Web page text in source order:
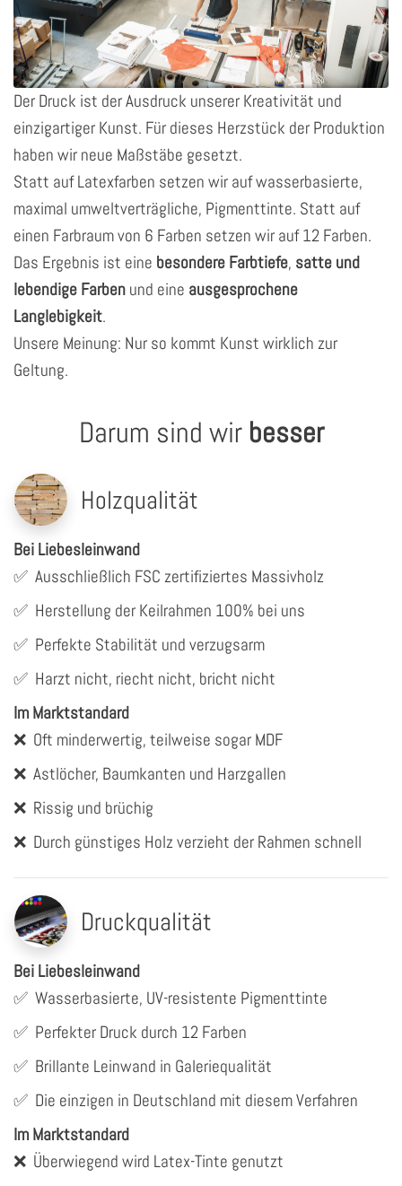
Der Druck ist der Ausdruck unserer Kreativität und
einzigartiger Kunst. Für dieses Herzstück der Produktion
haben wir neue Maßstäbe gesetzt.
Statt auf Latexfarben setzen wir auf wasserbasierte,
maximal umweltverträgliche, Pigmenttinte. Statt auf
einen Farbraum von 6 Farben setzen wir auf 12 Farben.
Das Ergebnis ist eine besondere Farbtiefe, satte und
lebendige Farben und eine ausgesprochene
Langlebigkeit.
Unsere Meinung: Nur so kommt Kunst wirklich zur
Geltung.
Darum sind wir besser
Holzqualität
Bei Liebesleinwand
✅ Ausschließlich FSC zertifiziertes Massivholz
✅ Herstellung der Keilrahmen 100% bei uns
✅ Perfekte Stabilität und verzugsarm
✅ Harzt nicht, riecht nicht, bricht nicht
Im Marktstandard
❌ Oft minderwertig, teilweise sogar MDF
❌ Astlöcher, Baumkanten und Harzgallen
❌ Rissig und brüchig
❌ Durch günstiges Holz verzieht der Rahmen schnell
Druckqualität
Bei Liebesleinwand
✅ Wasserbasierte, UV-resistente Pigmenttinte
✅ Perfekter Druck durch 12 Farben
✅ Brillante Leinwand in Galeriequalität
✅ Die einzigen in Deutschland mit diesem Verfahren
Im Marktstandard
❌ Überwiegend wird Latex-Tinte genutzt